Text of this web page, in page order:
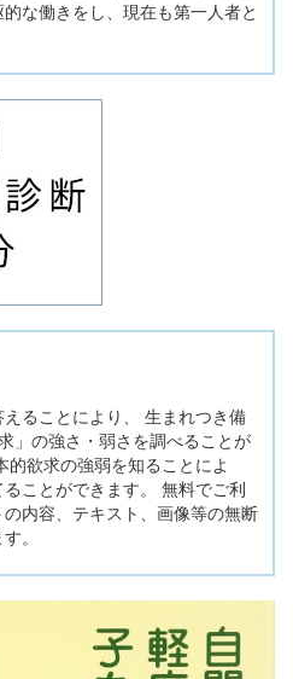
な働きをし、現在も第一人者と
えることにより、 生まれつき備
」の強さ・弱さを調べることが
的欲求の強弱を知ることによ
ことができます。 無料でご利
内容、テキスト、画像等の無断
。